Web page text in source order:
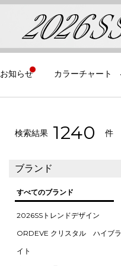
お知らせ カラーチャート
検索結果 1370 件
ブランド
すべてのブランド
2026SSトレンドデザイン
ORDEVE クリスタル ハイブラ
イト